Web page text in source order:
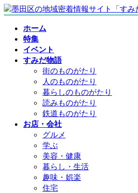
コ
ナ
ホーム
特集
イベント
すみだ物語
街のものがたり
人のものがたり
暮らしのものがたり
読みものがたり
鉄道ものがたり
お店・会社
グルメ
学ぶ
美容・健康
暮らし・生活
趣味・娯楽
住宅